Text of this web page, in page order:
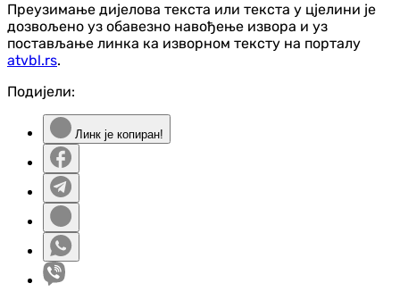
Преузимање дијелова текста или текста у цјелини је
дозвољено уз обавезно навођење извора и уз
постављање линка ка изворном тексту на порталу
atvbl.rs.
Подијели:
Линк је копиран!